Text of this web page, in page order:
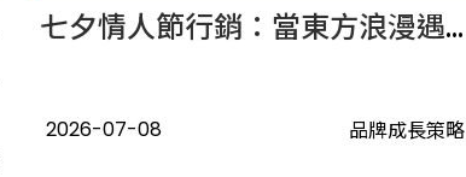
七夕情人節行銷：當東方浪漫遇見現代商業
2026-07-08 品牌成長策略